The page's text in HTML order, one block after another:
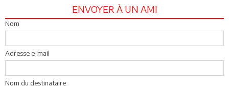
ENVOYER À UN AMI
Nom
Adresse e-mail
Nom du destinataire